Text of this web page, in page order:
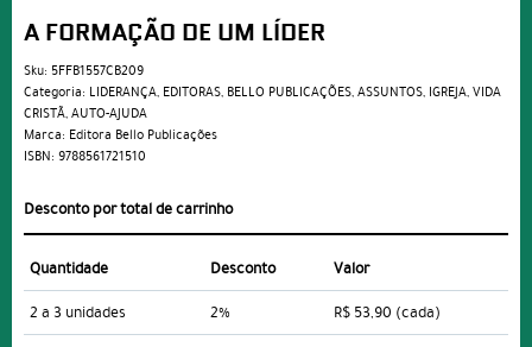
A FORMAÇÃO DE UM LÍDER
Sku: 5FFB1557CB209
Categoria: LIDERANÇA, EDITORAS, BELLO PUBLICAÇÕES,ASSUNTOS, IGREJA,VIDA
CRISTÃ,AUTO-AJUDA
Marca: Editora Bello Publicações
ISBN: 9788561721510
Desconto por total de carrinho
Quantidade Desconto
Valor
2 a 3 unidades
2% R$ 53,90 (cada)